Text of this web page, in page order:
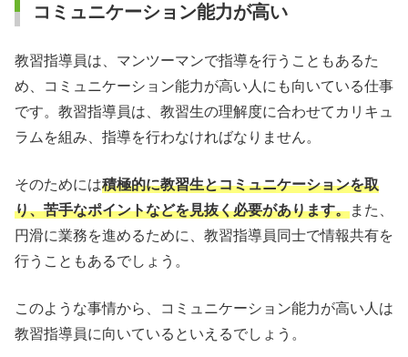
コミュニケーション能力が高い
教習指導員は、マンツーマンで指導を行うこともあるた
め、コミュニケーション能力が高い人にも向いている仕事
です。教習指導員は、教習生の理解度に合わせてカリキュ
ラムを組み、指導を行わなければなりません。
そのためには積極的に教習生とコミュニケーションを取
り、苦手なポイントなどを見抜く必要があります。また、
円滑に業務を進めるために、教習指導員同士で情報共有を
行うこともあるでしょう。
このような事情から、コミュニケーション能力が高い人は
教習指導員に向いているといえるでしょう。